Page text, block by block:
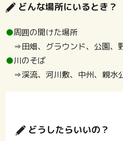
どんな場所にいるとき？
●周囲の開けた場所
⇒田畑、グラウンド、公園、
●川のそば
⇒渓流、河川敷、中州、親水
どうしたらいいの？